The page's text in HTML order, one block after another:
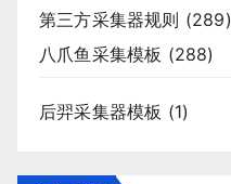
第三方采集器规则 (289)
八爪鱼采集模板 (288)
后羿采集器模板 (1)